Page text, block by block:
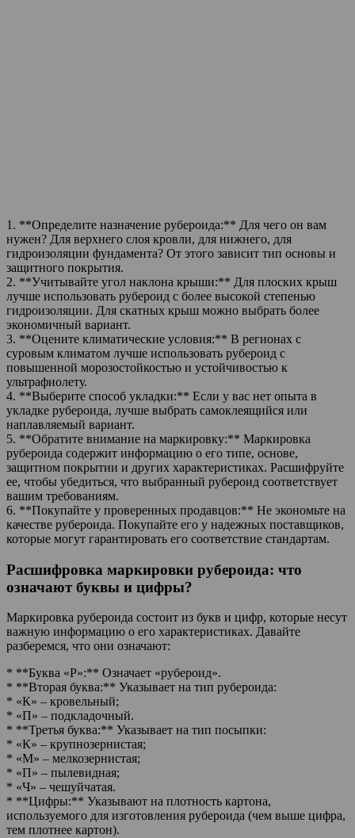
1. **Определите назначение рубероида:** Для чего он вам
нужен? Для верхнего слоя кровли, для нижнего, для
гидроизоляции фундамента? От этого зависит тип основы и
защитного покрытия.
2. **Учитывайте угол наклона крыши:** Для плоских крыш
лучше использовать рубероид с более высокой степенью
гидроизоляции. Для скатных крыш можно выбрать более
экономичный вариант.
3. **Оцените климатические условия:** В регионах с
суровым климатом лучше использовать рубероид с
повышенной морозостойкостью и устойчивостью к
ультрафиолету.
4. **Выберите способ укладки:** Если у вас нет опыта в
укладке рубероида, лучше выбрать самоклеящийся или
наплавляемый вариант.
5. **Обратите внимание на маркировку:** Маркировка
рубероида содержит информацию о его типе, основе,
защитном покрытии и других характеристиках. Расшифруйте
ее, чтобы убедиться, что выбранный рубероид соответствует
вашим требованиям.
6. **Покупайте у проверенных продавцов:** Не экономьте на
качестве рубероида. Покупайте его у надежных поставщиков,
которые могут гарантировать его соответствие стандартам.
Расшифровка маркировки рубероида: что
означают буквы и цифры?
Маркировка рубероида состоит из букв и цифр, которые несут
важную информацию о его характеристиках. Давайте
разберемся, что они означают:
* **Буква «Р»:** Означает «рубероид».
* **Вторая буква:** Указывает на тип рубероида:
* «К» – кровельный;
* «П» – подкладочный.
* **Третья буква:** Указывает на тип посыпки:
* «К» – крупнозернистая;
* «М» – мелкозернистая;
* «П» – пылевидная;
* «Ч» – чешуйчатая.
* **Цифры:** Указывают на плотность картона,
используемого для изготовления рубероида (чем выше цифра,
тем плотнее картон).